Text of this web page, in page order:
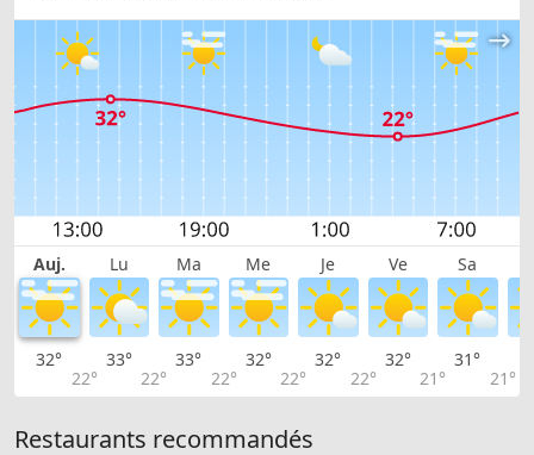
Auj. Lu Ma Me Je Ve Sa
32°
22°
33°
22°
33°
22°
32°
22°
32°
22°
32°
21°
31°
21°
Restaurants recommandés